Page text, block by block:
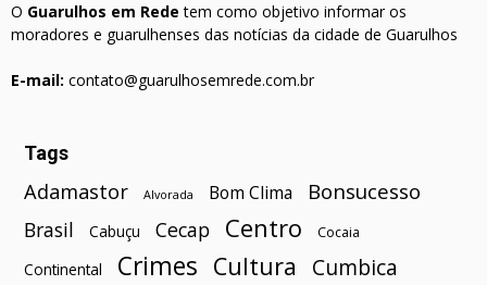
O Guarulhos em Rede tem como objetivo informar os
moradores e guarulhenses das notícias da cidade de Guarulhos
E-mail: contato@guarulhosemrede.com.br
Tags
Adamastor Alvorada Bom Clima Bonsucesso
Brasil Cabuçu Cecap Centro Cocaia
Continental Crimes Cultura Cumbica